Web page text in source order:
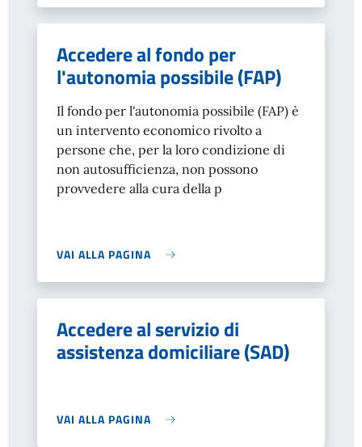
Accedere al fondo per
l'autonomia possibile (FAP)
Il fondo per l'autonomia possibile (FAP) è
un intervento economico rivolto a
persone che, per la loro condizione di
non autosufficienza, non possono
provvedere alla cura della p
VAI ALLA PAGINA
Accedere al servizio di
assistenza domiciliare (SAD)
VAI ALLA PAGINA